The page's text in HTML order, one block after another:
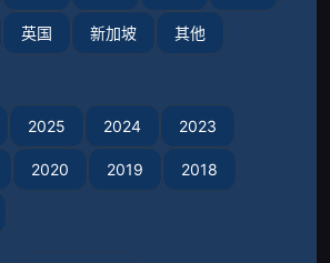
英国 新加坡 其他
2025 2024 2023
2020 2019 2018